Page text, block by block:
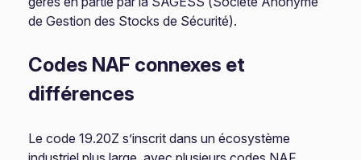
de Gestion des Stocks de Sécurité).
Codes NAF connexes et
différences
Le code 19.20Z s’inscrit dans un écosystème